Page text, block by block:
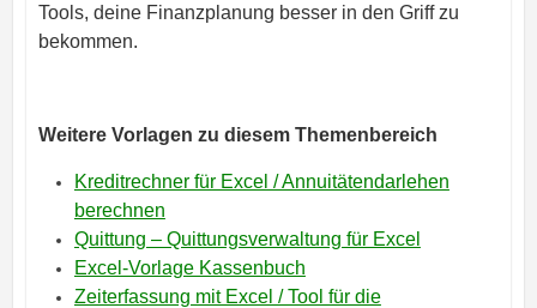
Tools, deine Finanzplanung besser in den Griff zu
bekommen.
Weitere Vorlagen zu diesem Themenbereich
Kreditrechner für Excel / Annuitätendarlehen
berechnen
Quittung – Quittungsverwaltung für Excel
Excel-Vorlage Kassenbuch
Zeiterfassung mit Excel / Tool für die